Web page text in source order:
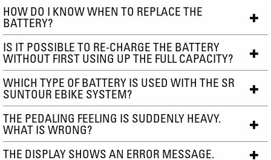
HOW DO I KNOW WHEN TO REPLACE THE
BATTERY?
IS IT POSSIBLE TO RE-CHARGE THE BATTERY
WITHOUT FIRST USING UP THE FULL CAPACITY?
WHICH TYPE OF BATTERY IS USED WITH THE SR
SUNTOUR EBIKE SYSTEM?
THE PEDALING FEELING IS SUDDENLY HEAVY.
WHAT IS WRONG?
THE DISPLAY SHOWS AN ERROR MESSAGE.